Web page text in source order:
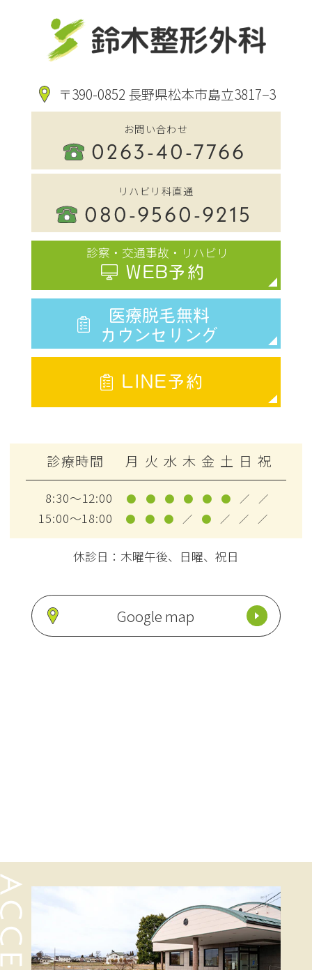
〒390-0852 長野県松本市島立3817−3
お問い合わせ
0263-40-7766
リハビリ科直通
080-9560-9215
診察・交通事故・リハビリ
WEB予約
医療脱毛無料
カウンセリング
LINE予約
診療時間 月 火 水 木 金 土 日 祝
8:30～12:00 ● ● ● ● ● ● ／ ／
15:00～18:00 ● ● ● ／ ● ／ ／ ／
休診日：木曜午後、日曜、祝日
Google map